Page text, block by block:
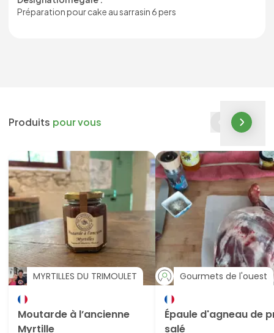
Préparation pour cake au sarrasin 6 pers
Produits pour vous
MYRTILLES DU TRIMOULET
Moutarde à l’ancienne
Myrtille
Gourmets de l'ouest
Épaule d'agneau de
salé